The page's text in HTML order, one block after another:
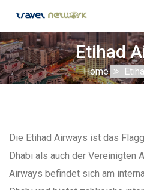
Etihad
Home
Die Etihad Airways ist das
Dhabi als auch der Vereinigten
Airways befindet sich am